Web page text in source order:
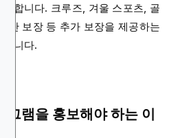
공합니다. 크루즈, 겨울 스포츠, 골
단 보장 등 추가 보장을 제공하는
습니다.
그램을 홍보해야 하는 이